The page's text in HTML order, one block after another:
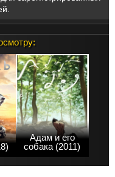
Адам и его
собака (2011)